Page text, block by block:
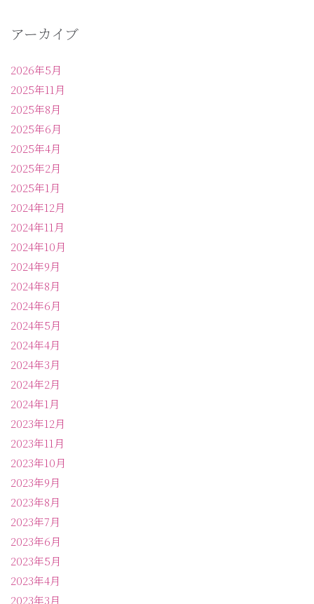
アーカイブ
2026年5月
2025年11月
2025年8月
2025年6月
2025年4月
2025年2月
2025年1月
2024年12月
2024年11月
2024年10月
2024年9月
2024年8月
2024年6月
2024年5月
2024年4月
2024年3月
2024年2月
2024年1月
2023年12月
2023年11月
2023年10月
2023年9月
2023年8月
2023年7月
2023年6月
2023年5月
2023年4月
2023年3月